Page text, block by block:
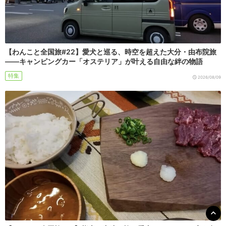
【わんこと全国旅#22】愛犬と巡る、時空を超えた大分・由布院旅
――キャンピングカー「オステリア」が叶える自由な絆の物語
特集 2026/08/09